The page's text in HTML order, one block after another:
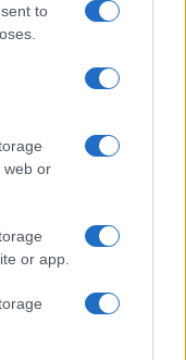
to
web or
or app.
ΖΑΧΑΡΑΚΗ